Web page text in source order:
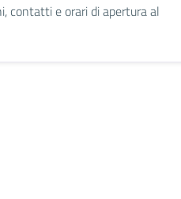
contatti e orari di apertura al